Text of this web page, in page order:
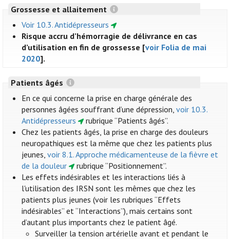
Grossesse et allaitement
Voir 10.3. Antidépresseurs
Risque accru d’hémorragie de délivrance en cas
d’utilisation en fin de grossesse [voir Folia de mai
2020].
Patients âgés
En ce qui concerne la prise en charge générale des
personnes âgées souffrant d’une dépression,voir 10.3.
Antidépresseurs
rubrique “Patients âgés”.
Chez les patients âgés, la prise en charge des douleurs
neuropathiques est la même que chez les patients plus
jeunes,voir 8.1. Approche médicamenteuse de la fièvre et
de la douleur
rubrique “Positionnement”.
Les effets indésirables et les interactions liés à
l'utilisation des IRSN sont les mêmes que chez les
patients plus jeunes (voir les rubriques “Effets
indésirables” et “Interactions”), mais certains sont
d’autant plus importants chez le patient âgé.
Surveiller la tension artérielle avant et pendant le